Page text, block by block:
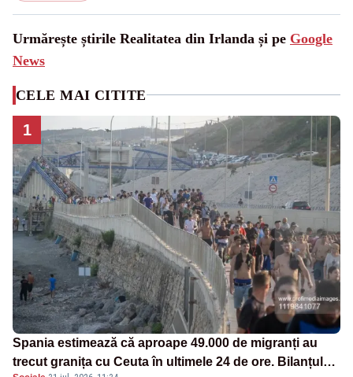
Urmărește știrile Realitatea din Irlanda și pe Google
News
CELE MAI CITITE
1
Spania estimează că aproape 49.000 de migranți au
trecut granița cu Ceuta în ultimele 24 de ore. Bilanțul